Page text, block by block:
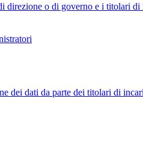
direzione o di governo e i titolari
dei dati da parte dei titolari di